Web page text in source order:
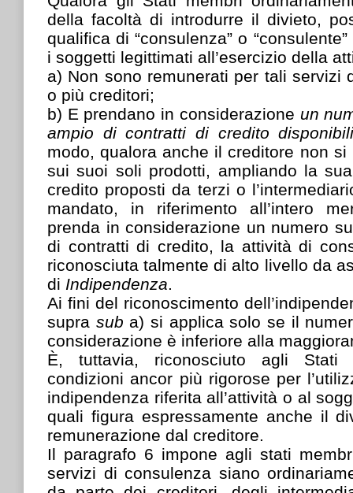
della facoltà di introdurre il divieto,
qualifica di “consulenza” o “consulente”
i soggetti legittimati all’esercizio della
a) Non sono remunerati per tali servizi
o più creditori;
b) E prendano in considerazione un
ampio di contratti di credito
modo, qualora anche il creditore non
sui suoi soli prodotti, ampliando la
credito proposti da terzi o
mandato, in riferimento all’intero
prenda in considerazione un numero
di contratti di credito, la attività di
riconosciuta talmente di alto livello da
di Indipendenza.
Ai fini del riconoscimento
supra sub a) si applica solo se il
considerazione è inferiore alla
È, tuttavia, riconosciuto agli Stati
condizioni ancor più rigorose per
indipendenza riferita all’attività o al
quali figura espressamente anche il
remunerazione dal creditore.
Il paragrafo 6 impone agli stati
servizi di consulenza siano